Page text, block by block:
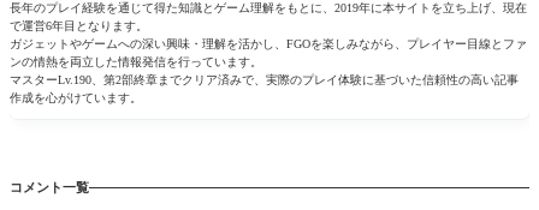
長年のプレイ経験を通じて得た知識とゲーム理解をもとに、2019年に本サイトを立ち上げ、現在
で運営6年目となります。
ガジェットやゲームへの深い興味・理解を活かし、FGOを楽しみながら、プレイヤー目線とファ
ンの情熱を両立した情報発信を行っています。
マスターLv.190、第2部終章までクリア済みで、実際のプレイ体験に基づいた信頼性の高い記事
作成を心がけています。
コメント一覧